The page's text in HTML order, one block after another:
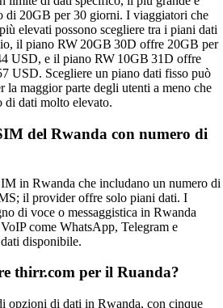
di 20GB per 30 giorni. I viaggiatori che
elevati possono scegliere tra i piani dati
il piano RW 20GB 30D offre 20GB per
USD, e il piano RW 10GB 31D offre
USD. Scegliere un piano dati fisso può
la maggior parte degli utenti a meno che
di dati molto elevato.
del Rwanda con numero di
in Rwanda che includano un numero di
il provider offre solo piani dati. I
di voce o messaggistica in Rwanda
come WhatsApp, Telegram e
disponibile.
thirr.com per il Ruanda?
opzioni di dati in Rwanda, con cinque